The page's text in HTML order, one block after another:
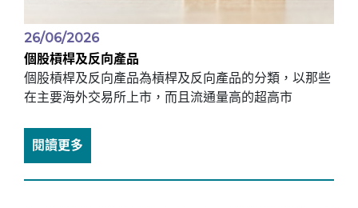
26/06/2026
個股槓桿及反向產品
個股槓桿及反向產品為槓桿及反向產品的分類，以那些
在主要海外交易所上市，而且流通量高的超高市
閱讀更多